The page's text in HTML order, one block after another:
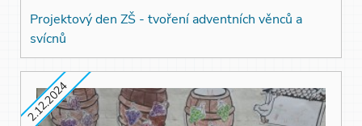
Projektový den ZŠ - tvoření adventních věnců a
svícnů
2.12.2024